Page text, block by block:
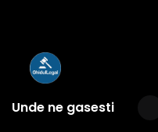
Unde ne gasesti